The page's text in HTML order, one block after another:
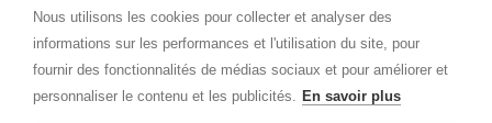
Nous utilisons les cookies pour collecter et analyser des
informations sur les performances et l'utilisation du site, pour
fournir des fonctionnalités de médias sociaux et pour améliorer et
personnaliser le contenu et les publicités. En savoir plus
160,30 €TTC/ML
Livraisons & enlèvement